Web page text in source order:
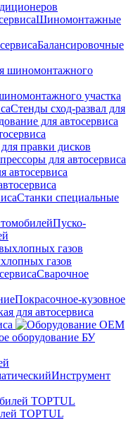
Шиномонтажные
Балансировочные
участка
Стенды сход-развал для
правки дисков
для автосервиса
Станки специальные
Пуско-
газов
Сварочное
Покрасочное-кузовное
Инструмент
TOPTUL